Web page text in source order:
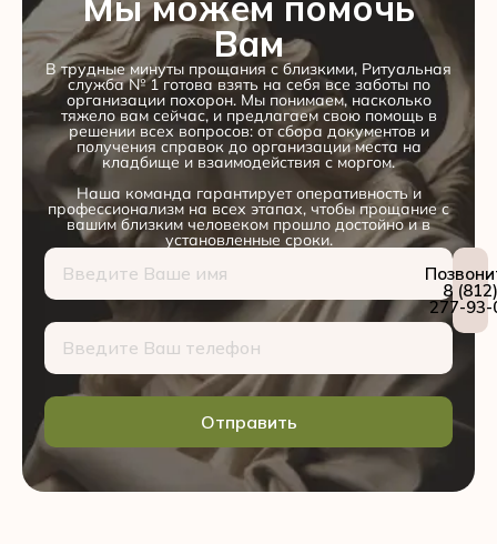
Вам
В трудные минуты прощания с близкими, Ритуальная
служба № 1 готова взять на себя все заботы по
организации похорон. Мы понимаем, насколько
тяжело вам сейчас, и предлагаем свою помощь в
решении всех вопросов: от сбора документов и
получения справок до организации места на
кладбище и взаимодействия с моргом.
Наша команда гарантирует оперативность и
профессионализм на всех этапах, чтобы прощание с
вашим близким человеком прошло достойно и в
установленные сроки.
Отправить
8 (812)
277-93-